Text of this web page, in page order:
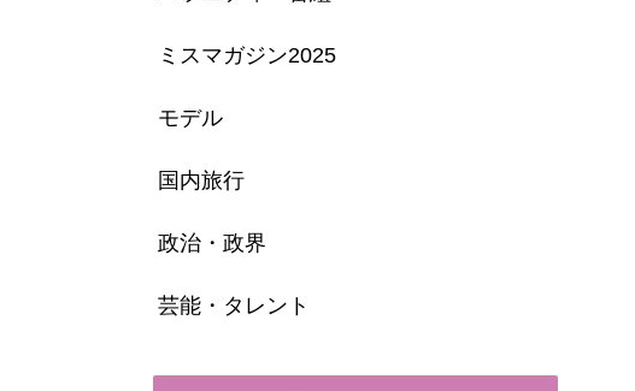
ミスマガジン2025
モデル
国内旅行
政治・政界
芸能・タレント